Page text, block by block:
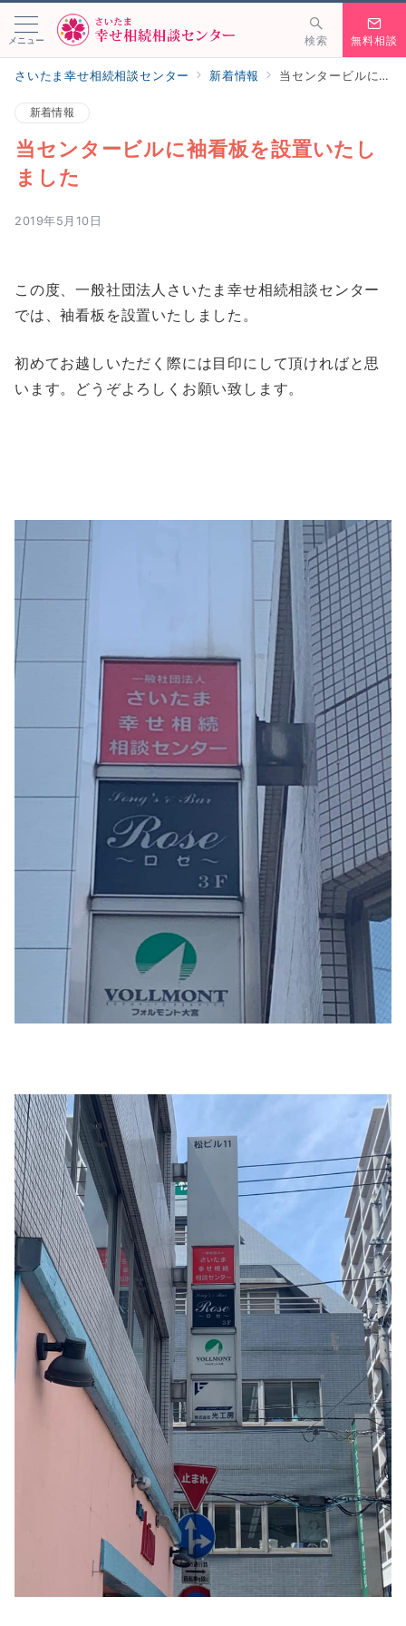
メニュー 検索 無料相談
さいたま幸せ相続相談センター 新着情報 当センタービルに袖看板を設置いたしました
新着情報
当センタービルに袖看板を設置いたし
ました
2019年5月10日
この度、一般社団法人さいたま幸せ相続相談センター
では、袖看板を設置いたしました。
初めてお越しいただく際には目印にして頂ければと思
います。どうぞよろしくお願い致します。